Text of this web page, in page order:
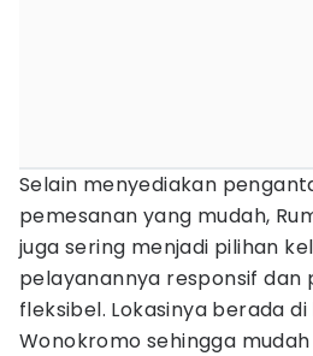
Selain menyediakan
pemesanan yang mudah,
juga sering menjadi pilihan
pelayanannya responsif dan
fleksibel. Lokasinya berada
Wonokromo sehingga